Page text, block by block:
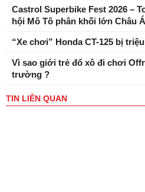
Castrol Superbike Fest 2026 –
hội Mô Tô phân khối lớn Châu
“Xe chơi” Honda CT-125 bị
Vì sao giới trẻ đổ xô đi chơi
trường ?
TIN LIÊN QUAN